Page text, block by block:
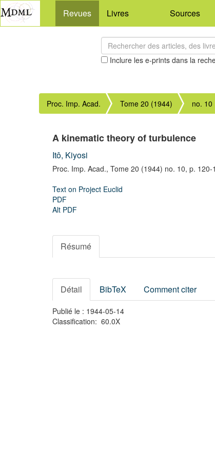
Revues Livres Sources
Inclure les e-prints dans la
Proc. Imp. Acad. Tome 20 (1944) no. 10
A kinematic theory of turbulence
Itô, Kiyosi
Proc. Imp. Acad., Tome 20 (1944) no. 10, p. 120-
Text on Project Euclid
PDF
Alt PDF
Résumé
Détail BibTeX Comment citer
Publié le : 1944-05-14
Classification: 60.0X